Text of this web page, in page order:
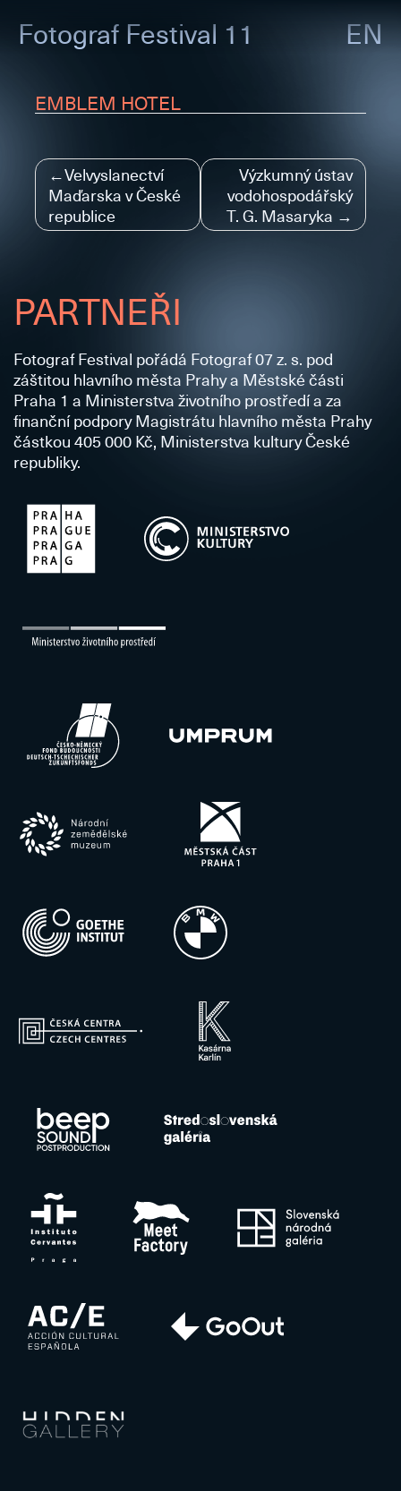
Fotograf Festival 11 EN
EMBLEM HOTEL
Navigace
pro
příspěvek
Velvyslanectví
Maďarska v České
republice
Výzkumný ústav
vodohospodářský
T. G. Masaryka
PARTNEŘI
Fotograf Festival pořádá Fotograf 07 z. s. pod
záštitou hlavního města Prahy a Městské části
Praha 1 a Ministerstva životního prostředí a za
finanční podpory Magistrátu hlavního města Prahy
částkou 405 000 Kč, Ministerstva kultury České
republiky.